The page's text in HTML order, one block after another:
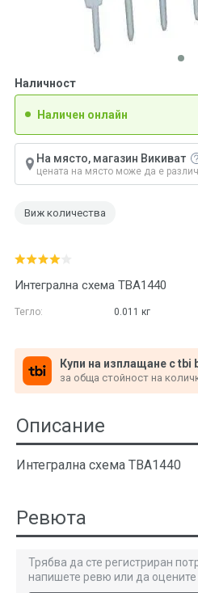
Интегрална схема TBA1440
Тегло: 0.011 кг
Купи на изплащане с tbi
за обща стойност на
Наличност
Наличен онлайн
На място, магазин Викиват
цената на място може да е
Виж количества
Описание
Интегрална схема TBA1440
Ревюта
Трябва да сте регистриран
напишете ревю или да оцените